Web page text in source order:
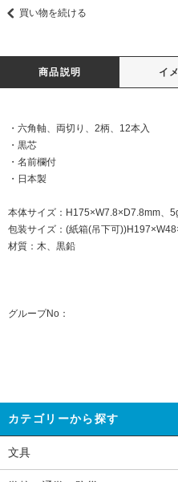
買い物を続ける
商品説明 イ
・六角軸、両切り、2柄、12本入
・黒芯
・名前欄付
・日本製
本体サイズ：H175×W7.8×D7.8mm、
包装サイズ：(紙箱(吊下可
材質：木、黒鉛
グループNo：
カテゴリーから探す
文具